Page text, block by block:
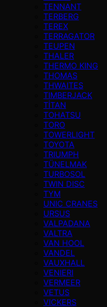
TENNANT
TERBERG
TEREX
TERRAGATOR
TEUPEN
THALER
THERMO KING
THOMAS
THWAITES
TIMBERJACK
TİTAN
TOHATSU
TORO
TOWERLIGHT
TOYOTA
TRIUMPH
TÜNELMAK
TURBOSOL
TWIN DISC
TYM
UNIC CRANES
URSUS
VALPADANA
VALTRA
VAN HOOL
VANDEL
VAUXHALL
VENIERI
VERMEER
VETUS
VICKERS